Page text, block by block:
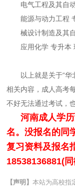
电气工程及其自动
能源与动力工程
械设计制造及其自
应用化学 专升本
以上就是关于“华
相关内容，成人高考
不好无法通过考试，
河南成人学
名。没报名的同
复习资料及报名
18538136881(同
【声明】 本站为高校指